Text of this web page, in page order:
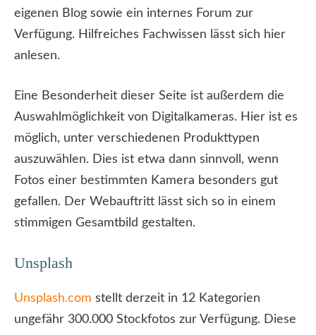
eigenen Blog sowie ein internes Forum zur
Verfügung. Hilfreiches Fachwissen lässt sich hier
anlesen.
Eine Besonderheit dieser Seite ist außerdem die
Auswahlmöglichkeit von Digitalkameras. Hier ist es
möglich, unter verschiedenen Produkttypen
auszuwählen. Dies ist etwa dann sinnvoll, wenn
Fotos einer bestimmten Kamera besonders gut
gefallen. Der Webauftritt lässt sich so in einem
stimmigen Gesamtbild gestalten.
Unsplash
Unsplash.com stellt derzeit in 12 Kategorien
ungefähr 300.000 Stockfotos zur Verfügung. Diese